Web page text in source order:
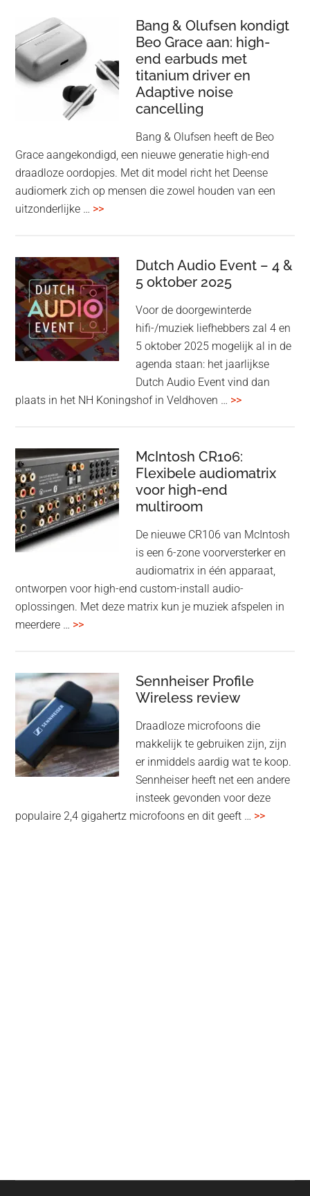
nu
ook
in
‘lossless’
kwaliteit
Bang & Olufsen kondigt
Beo Grace aan: high-
end earbuds met
titanium driver en
Adaptive noise
cancelling
Bang & Olufsen heeft de Beo
Grace aangekondigd, een nieuwe generatie high-end
draadloze oordopjes. Met dit model richt het Deense
audiomerk zich op mensen die zowel houden van een
uitzonderlijke … >>overBang
kondigt
Beo
Grace
aan:
high-
end
earbuds
titanium
Adaptive
noise
cancelling
Dutch Audio Event – 4 &
5 oktober 2025
Voor de doorgewinterde
hifi-/muziek liefhebbers zal 4 en
5 oktober 2025 mogelijk al in de
agenda staan: het jaarlijkse
Dutch Audio Event vind dan
plaats in het NH Koningshof in Veldhoven … >>overDutch
–
4
McIntosh CR106:
Flexibele audiomatrix
voor high-end
multiroom
De nieuwe CR106 van McIntosh
is een 6-zone voorversterker en
audiomatrix in één apparaat,
ontworpen voor high-end custom-install audio-
oplossingen. Met deze matrix kun je muziek afspelen in
meerdere … >>overMcIntosh
audiomatrix
voor
high-
end
multiroom
Sennheiser Profile
Wireless review
Draadloze microfoons die
makkelijk te gebruiken zijn, zijn
er inmiddels aardig wat te koop.
Sennheiser heeft net een andere
insteek gevonden voor deze
populaire 2,4 gigahertz microfoons en dit geeft … >>